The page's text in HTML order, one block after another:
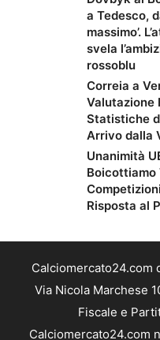
a Tedesco,
massimo’.
svela
rossoblu
Correia a
Valutazione
Statistiche
Arrivo dalla
Unanimità
Boicottiamo
Risposta al
Calciomercato24.com
Via Nicola Marchese
Fiscale e
Calciomercato24.com